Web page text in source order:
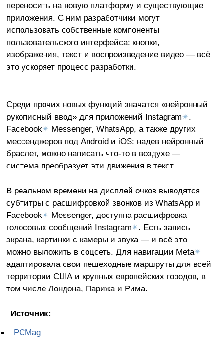
переносить на новую платформу и существующие
приложения. С ним разработчики могут
использовать собственные компоненты
пользовательского интерфейса: кнопки,
изображения, текст и воспроизведение видео — всё
это ускоряет процесс разработки.
Среди прочих новых функций значатся «нейронный
рукописный ввод» для приложений Instagram✴,
Facebook✴ Messenger, WhatsApp, а также других
мессенджеров под Android и iOS: надев нейронный
браслет, можно написать что-то в воздухе —
система преобразует эти движения в текст.
В реальном времени на дисплей очков выводятся
субтитры с расшифровкой звонков из WhatsApp и
Facebook✴ Messenger, доступна расшифровка
голосовых сообщений Instagram✴. Есть запись
экрана, картинки с камеры и звука — и всё это
можно выложить в соцсеть. Для навигации Meta✴
адаптировала свои пешеходные маршруты для всей
территории США и крупных европейских городов, в
том числе Лондона, Парижа и Рима.
Источник:
PCMag